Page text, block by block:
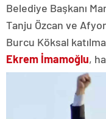
Belediye Başkanı
Tanju Özcan ve
Burcu Köksal
Ekrem İmamoğlu,